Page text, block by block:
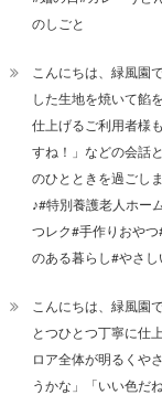
のしごと
こんにちは、緑風園
した生地を焼いて餡
仕上げるご利用者様
すね！」などの会話
のひとときを過ごし
♪#特別養護老人ホー
つレク#手作りおや
のある暮らし#やさ
こんにちは、緑風園
とつひとつ丁寧に仕
ロア全体が明るくや
うかな」「いい色だ